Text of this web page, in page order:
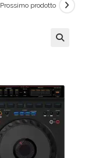
Prossimo prodotto